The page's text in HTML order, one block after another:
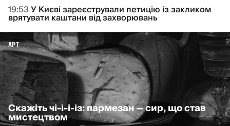
19:53У Києві зареєстрували петицію із закликом
врятувати каштани від захворювань
Скажіть чі-і-і-із: пармезан — сир, що став
мистецтвом
АРТ